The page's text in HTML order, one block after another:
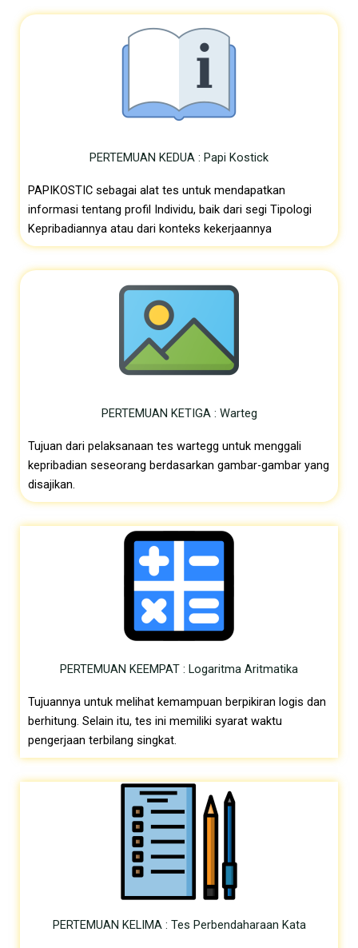
PERTEMUAN KEDUA : Papi Kostick
PAPIKOSTIC sebagai alat tes untuk mendapatkan
informasi tentang profil Individu, baik dari segi Tipologi
Kepribadiannya atau dari konteks kekerjaannya
PERTEMUAN KETIGA : Warteg
Tujuan dari pelaksanaan tes wartegg untuk menggali
kepribadian seseorang berdasarkan gambar-gambar yang
disajikan.
PERTEMUAN KEEMPAT : Logaritma Aritmatika
Tujuannya untuk melihat kemampuan berpikiran logis dan
berhitung. Selain itu, tes ini memiliki syarat waktu
pengerjaan terbilang singkat.
PERTEMUAN KELIMA : Tes Perbendaharaan Kata